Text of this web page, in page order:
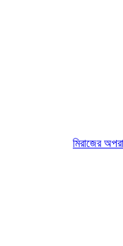
মিরাজের অপরাজিত